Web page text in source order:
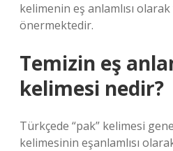
kelimenin eş anlamlısı
önermektedir.
Temizin eş
kelimesi nedir?
Türkçede “pak” kelimesi
kelimesinin eşanlamlısı